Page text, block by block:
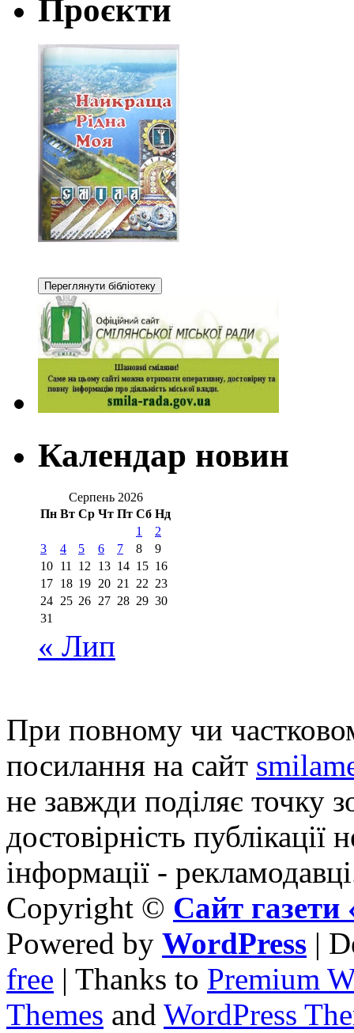
Проєкти
Календар новин
Серпень 2026
Пн Вт Ср Чт Пт Сб Нд
1
2
3
4 5 6 7 8
9
10 11 12 13 14 15 16
17 18 19 20 21 22 23
24 25 26 27 28 29 30
31
« Лип
При повному чи
посилання на сайт
не завжди поділяє точку
достовірність публікації
інформації -
Copyright © Сайт
Powered by WordPress |
free | Thanks to Premium
Themes and WordPress